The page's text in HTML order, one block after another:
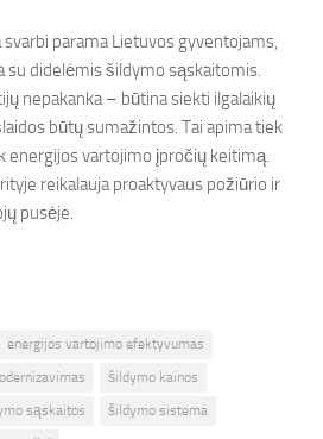
parama Lietuvos gyventojams,
su didelėmis šildymo sąskaitomis.
nepakanka – būtina siekti ilgalaikių
būtų sumažintos. Tai apima tiek
energijos vartojimo įpročių keitimą.
reikalauja proaktyvaus požiūrio ir
pusėje.
energijos vartojimo efektyvumas
šildymo kainos
sąskaitos
šildymo sistema